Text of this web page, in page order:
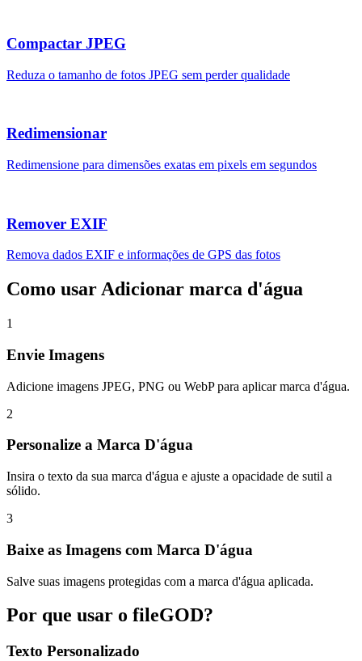
Compactar JPEG
Reduza o tamanho de fotos JPEG sem perder qualidade
Redimensionar
Redimensione para dimensões exatas em pixels em segundos
Remover EXIF
Remova dados EXIF e informações de GPS das fotos
Como usar Adicionar marca d'água
1
Envie Imagens
Adicione imagens JPEG, PNG ou WebP para aplicar marca d'água.
2
Personalize a Marca D'água
Insira o texto da sua marca d'água e ajuste a opacidade de sutil a
sólido.
3
Baixe as Imagens com Marca D'água
Salve suas imagens protegidas com a marca d'água aplicada.
Por que usar o fileGOD?
Texto Personalizado